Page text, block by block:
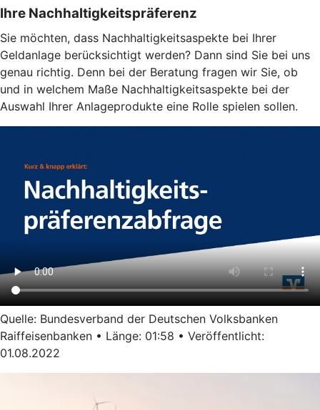
Ihre Nachhaltigkeitspräferenz
Sie möchten, dass Nachhaltigkeitsaspekte bei Ihrer
Geldanlage berücksichtigt werden? Dann sind Sie bei uns
genau richtig. Denn bei der Beratung fragen wir Sie, ob
und in welchem Maße Nachhaltigkeitsaspekte bei der
Auswahl Ihrer Anlageprodukte eine Rolle spielen sollen.
Quelle: Bundesverband der Deutschen Volksbanken
Raiffeisenbanken • Länge: 01:58 • Veröffentlicht:
01.08.2022